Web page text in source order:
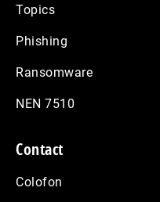
Topics
Phishing
Ransomware
NEN 7510
Contact
Colofon